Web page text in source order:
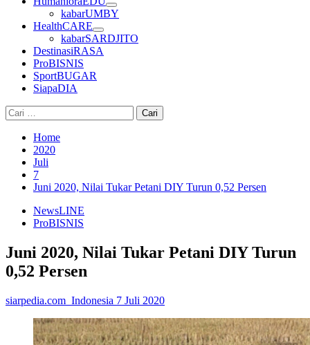
kabarUMBY
HealthCARE
kabarSARDJITO
DestinasiRASA
ProBISNIS
SportBUGAR
SiapaDIA
Cari
untuk:
Home
2020
Juli
7
Juni 2020, Nilai Tukar Petani DIY Turun 0,52 Persen
NewsLINE
ProBISNIS
Juni 2020, Nilai Tukar Petani DIY Turun
0,52 Persen
siarpedia.com_Indonesia 7 Juli 2020